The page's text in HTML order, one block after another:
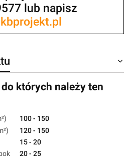
lub napisz
których należy ten
100 - 150
120 - 150
15 - 20
20 - 25